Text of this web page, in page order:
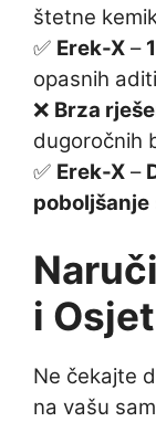
štetne
✅ Erek-X –
opasnih
❌ Brza
dugoročnih
✅ Erek-X –
poboljšanje
i
Ne čekajte
na vašu